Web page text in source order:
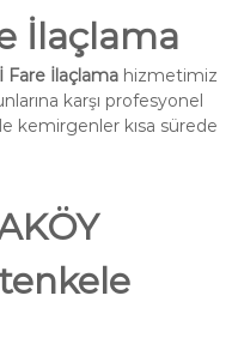
İlaçlama
Fare İlaçlamahizmetimiz
karşı profesyonel
kemirgenler kısa sürede